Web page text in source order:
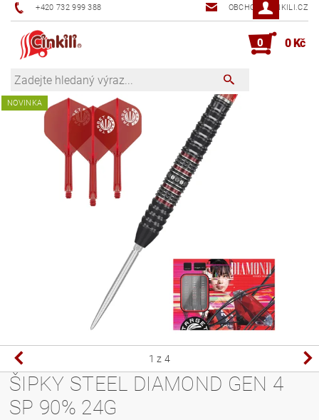
+420 732 999 388 OBCHOD@CINKILI.CZ
0 0 Kč
NOVINKA
1 z 4
ŠIPKY STEEL DIAMOND GEN 4
SP 90% 24G